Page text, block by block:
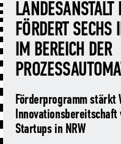
Hass
Sexting.
Porno.
Missbrauch.
KI
in
Audiopreis
Audio
Summit
NRW
Campusradio-
Preis
Angebote
Frage?
Wir
antworten!
Eltern
und
Medien
und
Lehrmaterial
Die
Landesanstalt
für
Medien
Aufsicht
TV
und
Streaming
Plattformen
Für
Anbietende
von
Medienplattformen
und
Der
Vorsitzende
Pressemitteilungen
Presseverteiler
Bekanntmachungen
Download-
FÖRDERT SECHS
IM BEREICH DER
Förderprogramm stärkt
Innovationsbereitschaft
Startups in NRW